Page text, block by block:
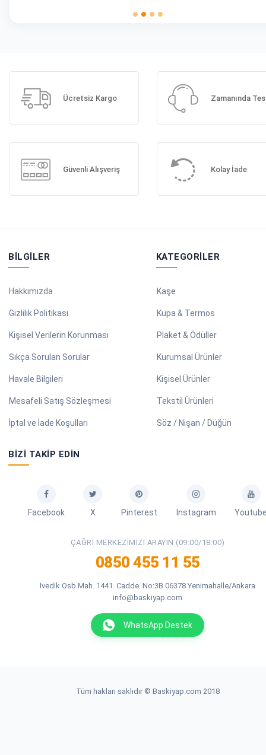
Ücretsiz Kargo Zamanında
Güvenli Alışveriş Kolay İade
BILGILER
Hakkımızda
Gizlilik Politikası
Kişisel Verilerin Korunması
Sıkça Sorulan Sorular
Havale Bilgileri
Mesafeli Satış Sözleşmesi
İptal ve İade Koşulları
KATEGORILER
Kaşe
Kupa & Termos
Plaket & Ödüller
Kurumsal Ürünler
Kişisel Ürünler
Tekstil Ürünleri
Söz / Nişan / Düğün
BIZI TAKIP EDIN
Facebook X Pinterest Instagram
ÇAĞRI MERKEZIMIZI ARAYIN (09:00/18:00)
0850 455 11 55
İvedik Osb Mah. 1441. Cadde. No:3B 06378 Yenimahalle/Ankara
info@baskiyap.com
WhatsApp Destek
Tüm hakları saklıdır © Baskiyap.com 2018